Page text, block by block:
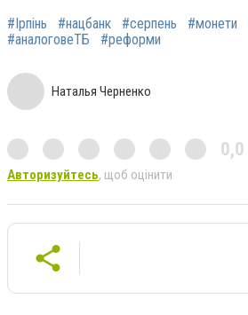
#Ірпінь #нацбанк #серпень #монети
#аналоговеТБ
#реформи
Наталья Черненко
0,0
Авторизуйтесь, щоб оцінити